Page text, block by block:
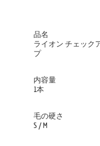
品名
ライオン チェック
プ
内容量
1本
毛の硬さ
S / M